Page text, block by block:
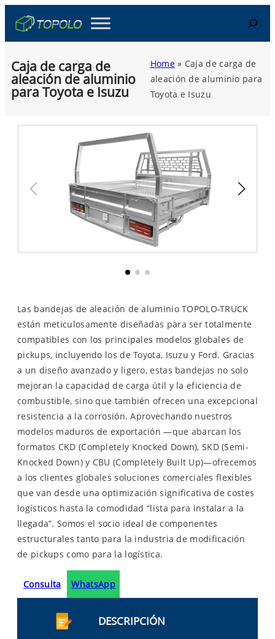
content
Search
Caja de carga de
aleación de aluminio
para Toyota e Isuzu
Home» Caja de carga de
aleación de aluminio para
Toyota e Isuzu
Las bandejas de aleación de aluminio TOPOLO-TRUCK
están meticulosamente diseñadas para ser totalmente
compatibles con los principales modelos globales de
pickups, incluyendo los de Toyota, Isuzu y Ford. Gracias
a un diseño avanzado y ligero, estas bandejas no solo
mejoran la capacidad de carga útil y la eficiencia de
combustible, sino que también ofrecen una excepcional
resistencia a la corrosión. Aprovechando nuestros
modelos maduros de exportación —que abarcan los
formatos CKD (Completely Knocked Down), SKD (Semi-
Knocked Down) y CBU (Completely Built Up)—ofrecemos
a los clientes globales soluciones comerciales flexibles
que van desde una optimización significativa de costes
logísticos hasta la comodidad “lista para instalar a la
llegada”. Somos el socio ideal de componentes
estructurales tanto para la industria de modificación
de pickups como para la logística.
Consulta WhatsApp
DESCRIPCIÓN